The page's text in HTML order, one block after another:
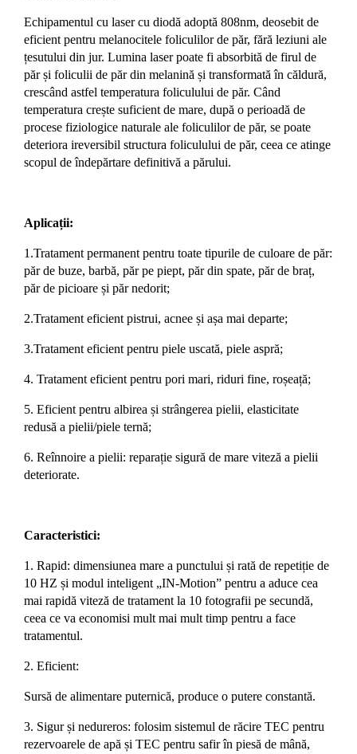
Echipamentul cu laser cu diodă adoptă 808nm, deosebit de
eficient pentru melanocitele foliculilor de păr, fără leziuni ale
țesutului din jur. Lumina laser poate fi absorbită de firul de
păr și foliculii de păr din melanină și transformată în căldură,
crescând astfel temperatura foliculului de păr. Când
temperatura crește suficient de mare, după o perioadă de
procese fiziologice naturale ale foliculilor de păr, se poate
deteriora ireversibil structura foliculului de păr, ceea ce atinge
scopul de îndepărtare definitivă a părului.
Aplicații:
1.Tratament permanent pentru toate tipurile de culoare de păr:
păr de buze, barbă, păr pe piept, păr din spate, păr de braț,
păr de picioare și păr nedorit;
2.Tratament eficient pistrui, acnee și așa mai departe;
3.Tratament eficient pentru piele uscată, piele aspră;
4. Tratament eficient pentru pori mari, riduri fine, roșeață;
5. Eficient pentru albirea și strângerea pielii, elasticitate
redusă a pielii/piele ternă;
6. Reînnoire a pielii: reparație sigură de mare viteză a pielii
deteriorate.
Caracteristici:
1. Rapid: dimensiunea mare a punctului și rată de repetiție de
10 HZ și modul inteligent „IN-Motion” pentru a aduce cea
mai rapidă viteză de tratament la 10 fotografii pe secundă,
ceea ce va economisi mult mai mult timp pentru a face
tratamentul.
2. Eficient:
Sursă de alimentare puternică, produce o putere constantă.
3. Sigur și nedureros: folosim sistemul de răcire TEC pentru
rezervoarele de apă și TEC pentru safir în piesă de mână,